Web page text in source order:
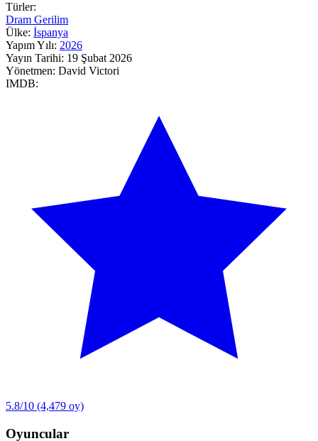
Türler:
Dram Gerilim
Ülke: İspanya
Yapım Yılı: 2026
Yayın Tarihi: 19 Şubat 2026
Yönetmen: David Victori
IMDB:
5.8/10 (4,479 oy)
Oyuncular